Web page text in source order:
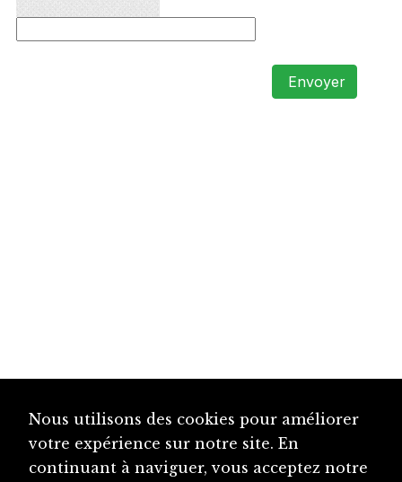
Envoyer
Nous utilisons des cookies pour améliorer
votre expérience sur notre site. En
continuant à naviguer, vous acceptez notre